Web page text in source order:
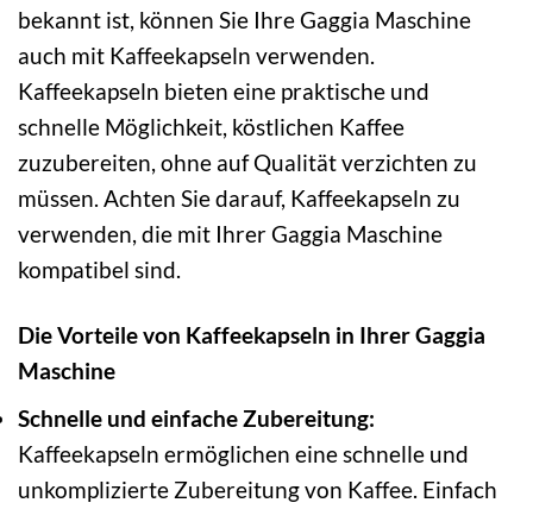
bekannt ist, können Sie Ihre Gaggia Maschine
auch mit Kaffeekapseln verwenden.
Kaffeekapseln bieten eine praktische und
schnelle Möglichkeit, köstlichen Kaffee
zuzubereiten, ohne auf Qualität verzichten zu
müssen. Achten Sie darauf, Kaffeekapseln zu
verwenden, die mit Ihrer Gaggia Maschine
kompatibel sind.
Die Vorteile von Kaffeekapseln in Ihrer Gaggia
Maschine
Schnelle und einfache Zubereitung:
Kaffeekapseln ermöglichen eine schnelle und
unkomplizierte Zubereitung von Kaffee. Einfach